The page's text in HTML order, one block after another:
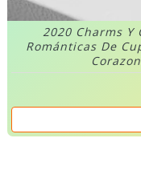
2020 Charms Y
Románticas De